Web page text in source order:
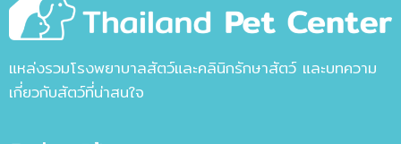
แหล่งรวมโรงพยาบาลสัตว์และคลินิกรักษาสัตว์ และบทความ
เกี่ยวกับสัตว์ที่น่าสนใจ